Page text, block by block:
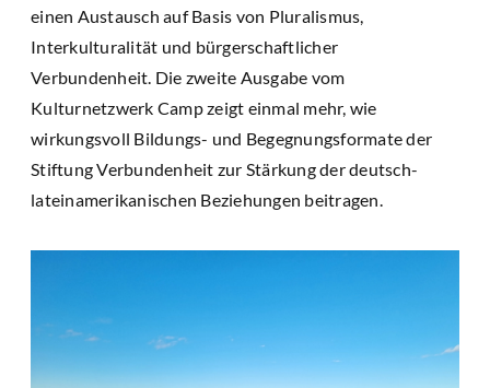
einen Austausch auf Basis von Pluralismus,
Interkulturalität und bürgerschaftlicher
Verbundenheit. Die zweite Ausgabe vom
Kulturnetzwerk Camp zeigt einmal mehr, wie
wirkungsvoll Bildungs- und Begegnungsformate der
Stiftung Verbundenheit zur Stärkung der deutsch-
lateinamerikanischen Beziehungen beitragen.